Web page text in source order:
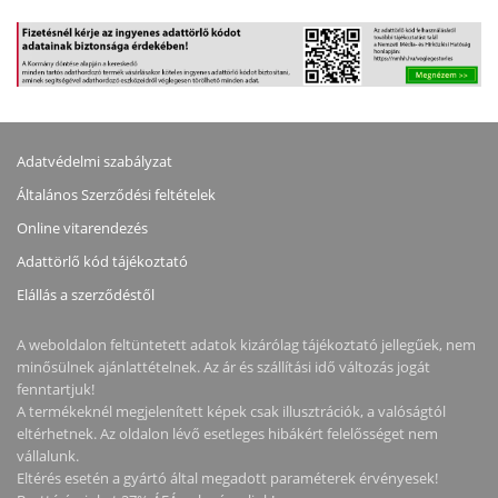
400CD, 1MS, 2XHDMI,
DISPLAYPORT, 4XUSB
TYPE-A, 3 ÉV GARANCIA,
ÉV GARANCIA, FEKETE
SZÍNBEN
Adatvédelmi szabályzat
Általános Szerződési feltételek
Online vitarendezés
Adattörlő kód tájékoztató
Elállás a szerződéstől
A weboldalon feltüntetett adatok kizárólag tájékoztató jellegűek, nem
minősülnek ajánlattételnek. Az ár és szállítási idő változás jogát
fenntartjuk!
A termékeknél megjelenített képek csak illusztrációk, a valóságtól
eltérhetnek. Az oldalon lévő esetleges hibákért felelősséget nem
vállalunk.
Eltérés esetén a gyártó által megadott paraméterek érvényesek!